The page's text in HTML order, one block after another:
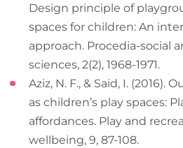
Design principle of
spaces for children: An
approach. Procedia-social
sciences, 2(2), 1968-1971.
Aziz, N. F., & Said, I.
as children’s play spaces:
affordances. Play and
wellbeing, 9, 87-108.